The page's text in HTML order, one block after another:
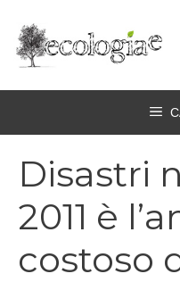
contenuto
Disastri
2011 è
costoso